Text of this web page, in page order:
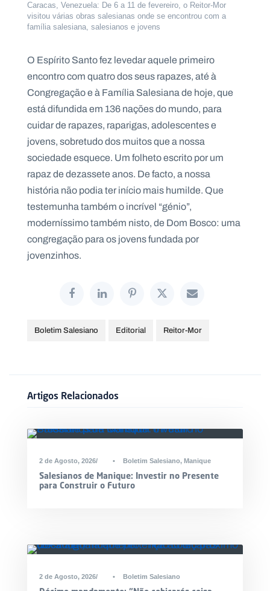
Caracas, Venezuela: De 6 a 11 de fevereiro, o Reitor-Mor
visitou várias obras salesianas onde se encontrou com a
família salesiana, salesianos e jovens
O Espírito Santo fez levedar aquele primeiro
encontro com quatro dos seus rapazes, até à
Congregação e à Família Salesiana de hoje, que
está difundida em 136 nações do mundo, para
cuidar de rapazes, raparigas, adolescentes e
jovens, sobretudo dos muitos que a nossa
sociedade esquece. Um folheto escrito por um
rapaz de dezassete anos. De facto, a nossa
história não podia ter início mais humilde. Que
testemunha também o incrível “génio”,
moderníssimo também nisto, de Dom Bosco: uma
congregação para os jovens fundada por
jovenzinhos.
Boletim Salesiano Editorial Reitor-Mor
Artigos Relacionados
2 de Agosto, 2026 • Boletim Salesiano, Manique
Salesianos de Manique: Investir no Presente
para Construir o Futuro
2 de Agosto, 2026 • Boletim Salesiano